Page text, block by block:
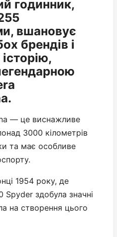
годинник,
вшановує
брендів і
— це виснажливе
3000 кілометрів
та має особливе
1954 року, де
здобула значні
на створення цього